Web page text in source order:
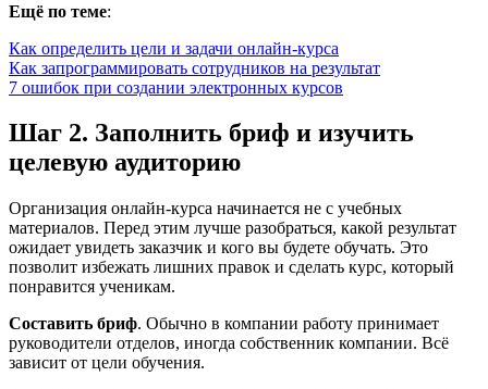
Ещё по теме:
Как определить цели и задачи онлайн-курса
Как запрограммировать сотрудников на результат
7 ошибок при создании электронных курсов
Шаг 2. Заполнить бриф и изучить
целевую аудиторию
Организация онлайн-курса начинается не с учебных
материалов. Перед этим лучше разобраться, какой результат
ожидает увидеть заказчик и кого вы будете обучать. Это
позволит избежать лишних правок и сделать курс, который
понравится ученикам.
Составить бриф. Обычно в компании работу принимает
руководители отделов, иногда собственник компании. Всё
зависит от цели обучения.